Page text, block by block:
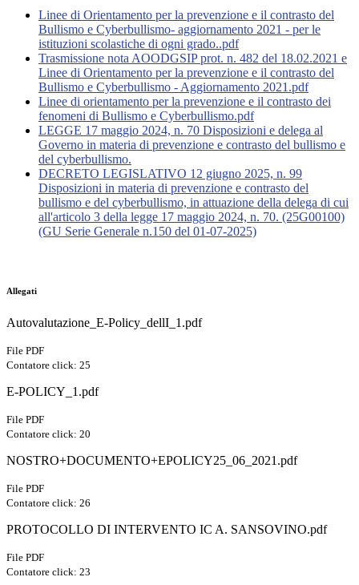
Linee di Orientamento per la prevenzione e il contrasto del
Bullismo e Cyberbullismo- aggiornamento 2021 - per le
istituzioni scolastiche di ogni grado..pdf
Trasmissione nota AOODGSIP prot. n. 482 del 18.02.2021 e
Linee di Orientamento per la prevenzione e il contrasto del
Bullismo e Cyberbullismo - Aggiornamento 2021.pdf
Linee di orientamento per la prevenzione e il contrasto dei
fenomeni di Bullismo e Cyberbullismo.pdf
LEGGE 17 maggio 2024, n. 70 Disposizioni e delega al
Governo in materia di prevenzione e contrasto del bullismo e
del cyberbullismo.
DECRETO LEGISLATIVO 12 giugno 2025, n. 99
Disposizioni in materia di prevenzione e contrasto del
bullismo e del cyberbullismo, in attuazione della delega di cui
all'articolo 3 della legge 17 maggio 2024, n. 70. (25G00100)
(GU Serie Generale n.150 del 01-07-2025)
Allegati
Autovalutazione_E-Policy_dellI_1.pdf
File PDF
Contatore click: 25
E-POLICY_1.pdf
File PDF
Contatore click: 20
NOSTRO+DOCUMENTO+EPOLICY25_06_2021.pdf
File PDF
Contatore click: 26
PROTOCOLLO DI INTERVENTO IC A. SANSOVINO.pdf
File PDF
Contatore click: 23